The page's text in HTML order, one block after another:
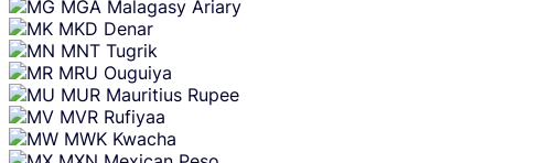
MGA Malagasy Ariary
MKD Denar
MNT Tugrik
MRU Ouguiya
MUR Mauritius Rupee
MVR Rufiyaa
MWK Kwacha